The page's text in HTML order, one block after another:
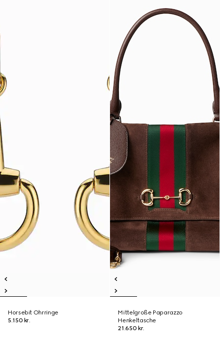
Horsebit Ohrringe
5.150 kr.
Mittelgroße Paparazzo
Henkeltasche
21.650 kr.